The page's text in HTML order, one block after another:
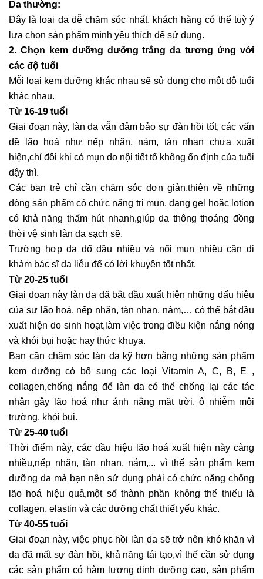
Da thường:
Đây là loại da dễ chăm sóc nhất, khách hàng có thể tuỳ ý
lựa chọn sản phẩm mình yêu thích để sử dụng.
2. Chọn kem dưỡng dưỡng trắng da tương ứng với
các độ tuổi
Mỗi loại kem dưỡng khác nhau sẽ sử dụng cho một độ tuổi
khác nhau.
Từ 16-19 tuổi
Giai đoạn này, làn da vẫn đảm bảo sự đàn hồi tốt, các vấn
đề lão hoá như nếp nhăn, nám, tàn nhan chưa xuất
hiện,chỉ đôi khi có mụn do nội tiết tố không ổn định của tuổi
dậy thì.
Các bạn trẻ chỉ cần chăm sóc đơn giản,thiên về những
dòng sản phẩm có chức năng trị mụn, dạng gel hoặc lotion
có khả năng thấm hút nhanh,giúp da thông thoáng đồng
thời vệ sinh làn da sạch sẽ.
Trường hợp da đổ dầu nhiều và nổi mụn nhiều cần đi
khám bác sĩ da liễu để có lời khuyên tốt nhất.
Từ 20-25 tuổi
Giai đoạn này làn da đã bắt đầu xuất hiện những dấu hiệu
của sự lão hoá, nếp nhăn, tàn nhan, nám,… có thể bắt đầu
xuất hiện do sinh hoạt,làm việc trong điều kiện nắng nóng
và khói bụi hoặc hay thức khuya.
Bạn cần chăm sóc làn da kỹ hơn bằng những sản phẩm
kem dưỡng có bổ sung các loại Vitamin A, C, B, E ,
collagen,chống nắng để làn da có thể chống lại các tác
nhân gây lão hoá như ánh nắng mặt trời, ô nhiễm môi
trường, khói bụi.
Từ 25-40 tuổi
Thời điểm này, các dầu hiệu lão hoá xuất hiện này càng
nhiều,nếp nhăn, tàn nhan, nám,... vì thế sản phẩm kem
dưỡng da mà bạn nên sử dụng phải có chức năng chống
lão hoá
hiệu quả,một số thành phần không thể thiếu là
collagen, elastin và các dưỡng chất thiết yếu khác.
Từ 40-55 tuổi
Giai đoạn này, việc phục hồi làn da sẽ trở nên khó khăn vì
da đã mất sự đàn hồi, khả năng tái tạo,vì thế cần sử dụng
các sản phẩm có hàm lượng dinh dưỡng cao, sản phẩm